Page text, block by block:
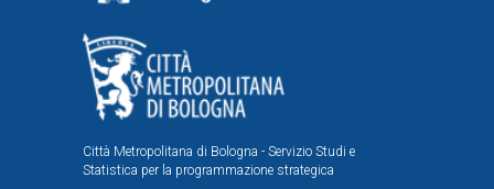
Città Metropolitana di Bologna - Servizio Studi e
Statistica per la programmazione strategica